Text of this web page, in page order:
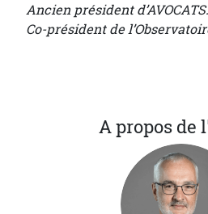
Ancien président
Co-président de
A propos de